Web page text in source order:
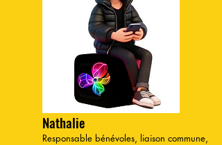
Nathalie
Responsable bénévoles, liaison commune,